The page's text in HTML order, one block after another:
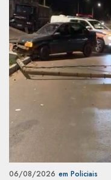
06/08/2026 em Policiais